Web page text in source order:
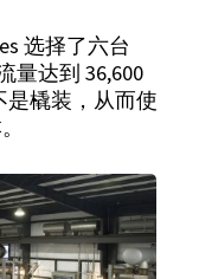
选择了六台
量达到 36,600
是橇装，从而使